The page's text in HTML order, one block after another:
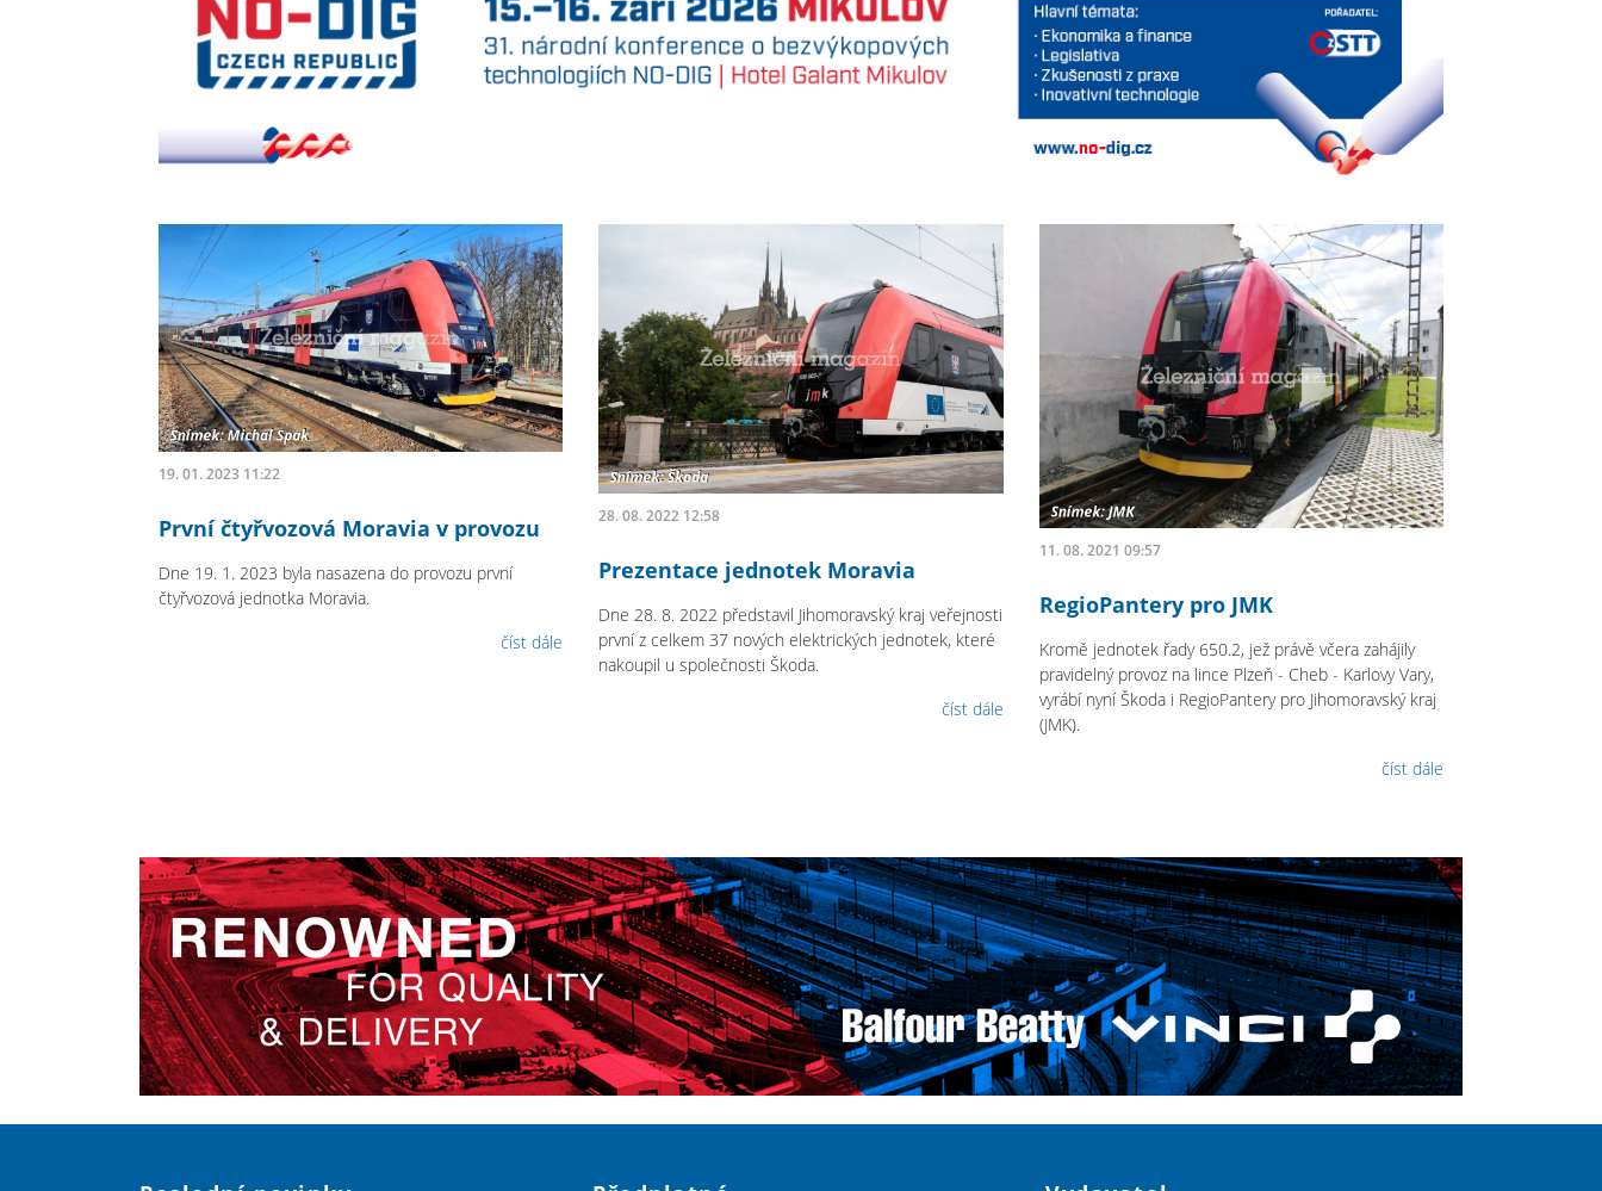
19. 01. 2023 11:22
První čtyřvozová Moravia v provozu
Dne 19. 1. 2023 byla nasazena do provozu první
čtyřvozová jednotka Moravia.
číst dále
28. 08. 2022 12:58
Prezentace jednotek Moravia
Dne 28. 8. 2022 představil Jihomoravský kraj veřejnosti
první z celkem 37 nových elektrických jednotek, které
nakoupil u společnosti Škoda.
číst dále
11. 08. 2021 09:57
RegioPantery pro JMK
Kromě jednotek řady 650.2, jež právě včera zahájily
pravidelný provoz na lince Plzeň - Cheb - Karlovy Vary,
vyrábí nyní Škoda i RegioPantery pro Jihomoravský kraj
(JMK).
číst dále